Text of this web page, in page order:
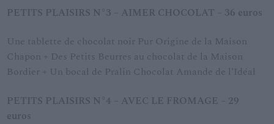
PETITS PLAISIRS N°3 – AIMER CHOCOLAT – 36 euros
Une tablette de chocolat noir Pur Origine de la Maison
Chapon + Des Petits Beurres au chocolat de la Maison
Bordier + Un bocal de Pralin Chocolat Amande de l’Idéal
PETITS PLAISIRS N°4 – AVEC LE FROMAGE – 29
euros